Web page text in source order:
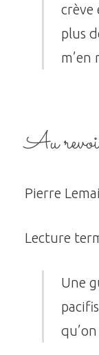
crève
plus
m’en
Au
Pierre
Lecture
Une